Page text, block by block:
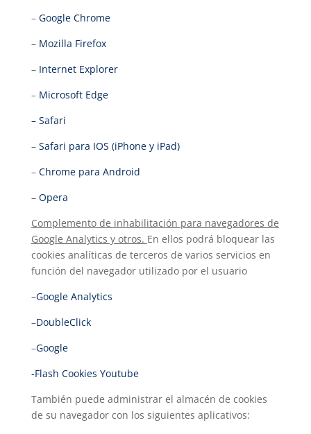
– Google Chrome
– Mozilla Firefox
– Internet Explorer
– Microsoft Edge
– Safari
– Safari para IOS (iPhone y iPad)
– Chrome para Android
– Opera
Complemento de inhabilitación para navegadores de
Google Analytics y otros. En ellos podrá bloquear las
cookies analíticas de terceros de varios servicios en
función del navegador utilizado por el usuario
–Google Analytics
–DoubleClick
–Google
-Flash Cookies Youtube
También puede administrar el almacén de cookies
de su navegador con los siguientes aplicativos: